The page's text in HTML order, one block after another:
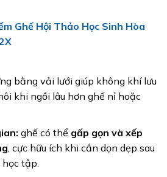
Ghế Hội Thảo Học Sinh Hòa
bằng vải lưới giúp không khí lưu
khi ngồi lâu hơn ghế nỉ hoặc
ghế có thể gấp gọn và xếp
, cực hữu ích khi cần dọn dẹp sau
tập.